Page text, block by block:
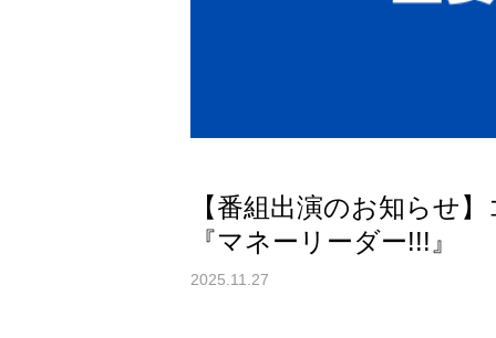
【番組出演のお知らせ
『マネーリーダー!!!』
2025.11.27